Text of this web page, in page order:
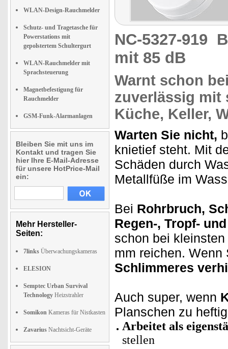
WLAN-Design-Rauchmelder
Schutz- und Tragetasche für
Powerstations mit
gepolstertem Schultergurt
WLAN-Rauchmelder mit
Sprachsteuerung
Magnetbefestigung für
Rauchmelder
GSM-Funk-Alarmanlagen
Bleiben Sie mit uns im
Kontakt und tragen Sie
hier Ihre E-Mail-Adresse
für unsere HotPrice-Mail
ein:
Mehr Hersteller-
Seiten:
7links Überwachungskameras
ELESION
Semptec Urban Survival
Technology Heizstrahler
Somikon Kameras für Nistkasten
Zavarius Nachtsicht-Geräte
NC-5327-919
mit 85 dB
Warnt schon
zuverlässig mit
Küche, Keller,
Warten Sie nicht,
knietief steht. Mit
Schäden durch
Metallfüße im
Bei Rohrbruch,
Regen-, Tropf-
schon bei
mm reichen.
Schlimmeres
Auch super, wenn
Planschen zu
Arbeitet als
stellen